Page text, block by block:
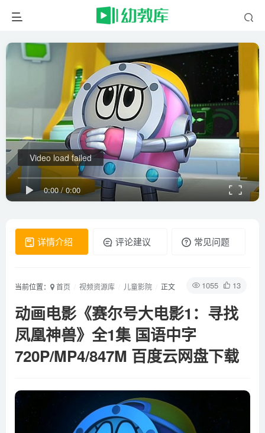
0:00/ 0:00
Video load failed
详情介绍 评论建议 常见问题
1055 13
当前位置： 首页 视频资源库 儿童影院 正文
动画电影《赛尔号大电影1：寻找
凤凰神兽》全1集 国语中字
720P/MP4/847M 百度云网盘下载